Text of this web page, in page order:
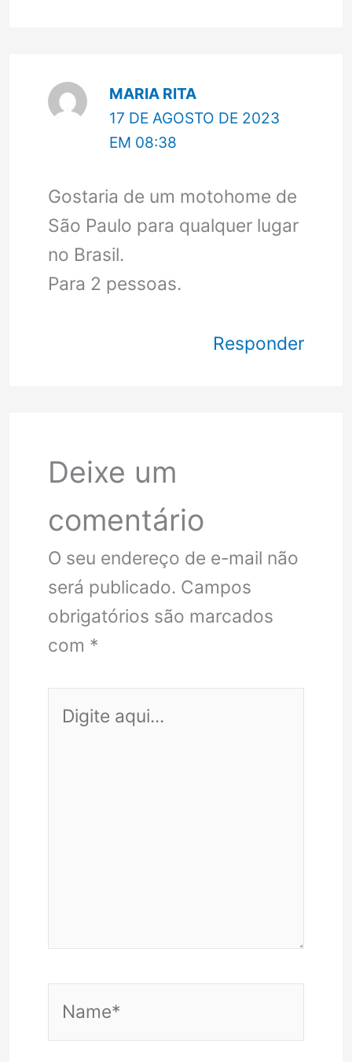
MARIA RITA
17 DE AGOSTO DE 2023
EM 08:38
Gostaria de um motohome de
São Paulo para qualquer lugar
no Brasil.
Para 2 pessoas.
Responder
Deixe um
comentário
O seu endereço de e-mail não
será publicado. Campos
obrigatórios são marcados
com *
aqui...